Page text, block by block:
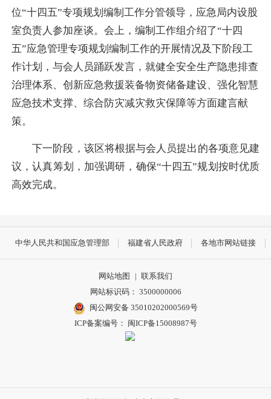
位“十四五”专项规划编制工作分管领导，应急局内设股
室负责人参加座谈。会上，编制工作组介绍了“十四
五”应急管理专项规划编制工作的开展情况及下阶段工
作计划，与会人员踊跃发言，就健全安全生产隐患排查
治理体系、创新应急救援装备物资储备建设、强化智慧
应急技术支撑、综合防灾减灾救灾保障等方面建言献
策。
下一阶段，该区将根据与会人员提出的各项意见建
议，认真筹划，加强调研，确保“十四五”规划按时优质
高效完成。
中华人民共和国应急管理部 福建省人民政府 各地市网站链接
网站地图 | 联系我们
网站标识码： 3500000006
闽公网安备 35010202000569号
ICP备案编号： 闽ICP备15008987号